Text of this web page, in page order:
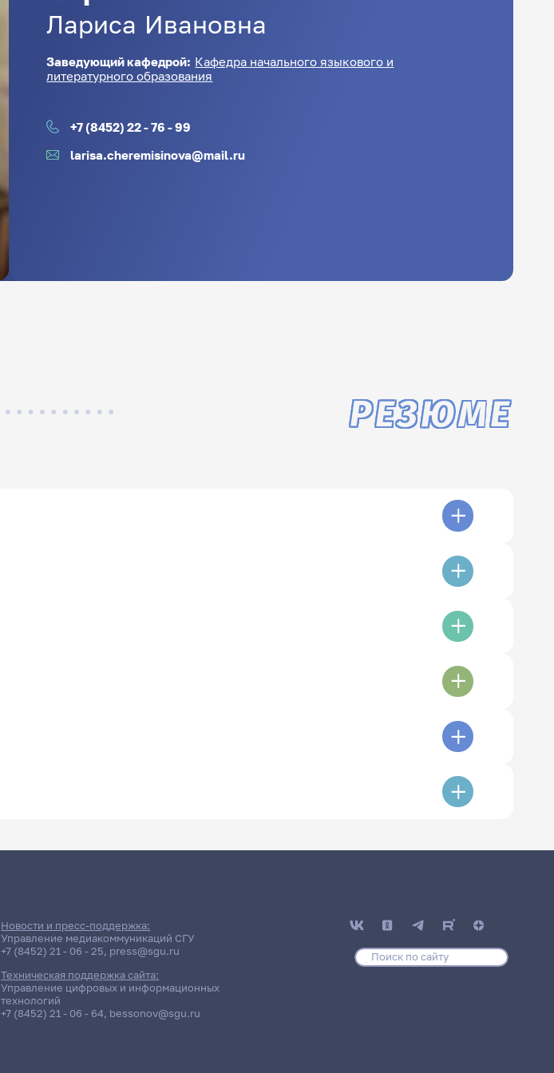
Лариса Ивановна
Заведующий кафедрой: Кафедра начального языкового и
литературного образования
+7 (8452) 22 - 76 - 99
larisa.cheremisinova@mail.ru
РЕЗЮМЕ
Новости и пресс-поддержка:
Управление медиакоммуникаций СГУ
+7 (8452) 21 - 06 - 25, press@sgu.ru
Техническая поддержка сайта:
Управление цифровых и информационных
технологий
+7 (8452) 21 - 06 - 64, bessonov@sgu.ru